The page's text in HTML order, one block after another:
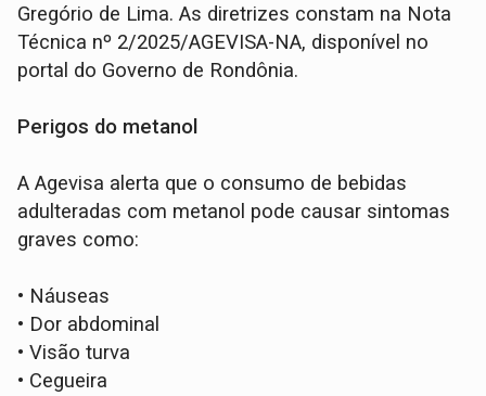
Gregório de Lima. As diretrizes constam na Nota
Técnica nº 2/2025/AGEVISA-NA, disponível no
portal do Governo de Rondônia.
Perigos do metanol
A Agevisa alerta que o consumo de bebidas
adulteradas com metanol pode causar sintomas
graves como:
• Náuseas
• Dor abdominal
• Visão turva
• Cegueira